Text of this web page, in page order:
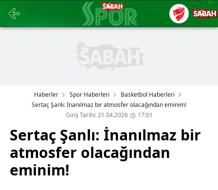
Haberler Spor Haberleri
Basketbol Haberleri
Sertaç Şanlı: İnanılmaz bir atmosfer olacağından eminim!
Giriş Tarihi: 21.04.2026
17:01
Sertaç Şanlı: İnanılmaz bir
atmosfer olacağından
eminim!